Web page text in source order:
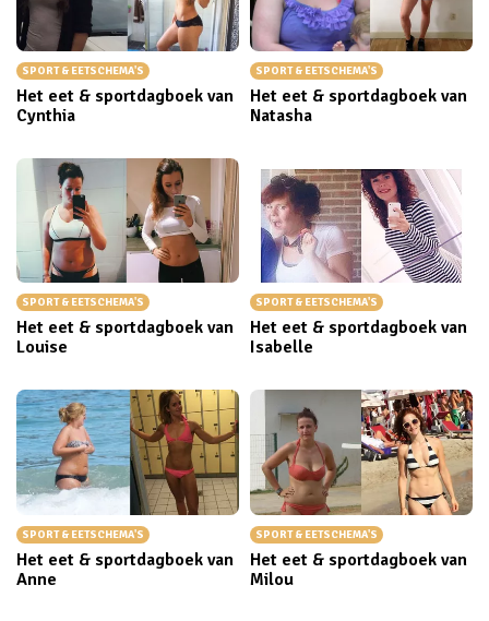
SPORT & EETSCHEMA'S
Het eet & sportdagboek van
Cynthia
SPORT & EETSCHEMA'S
Het eet & sportdagboek van
Natasha
SPORT & EETSCHEMA'S
Het eet & sportdagboek van
Louise
SPORT & EETSCHEMA'S
Het eet & sportdagboek van
Isabelle
SPORT & EETSCHEMA'S
Het eet & sportdagboek van
Anne
SPORT & EETSCHEMA'S
Het eet & sportdagboek van
Milou